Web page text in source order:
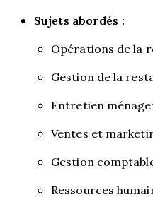
Sujets abordés :
Opérations de la
Gestion de la
Entretien
Ventes et
Gestion
Ressources